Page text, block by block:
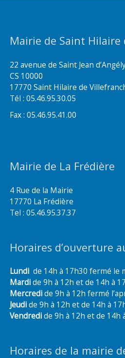
Mairie de Saint Hilaire
22 avenue de Saint Jean
CS 10000
17770 Saint Hilaire de
Tél : 05.46.95.30.05
Fax : 05.46.95.41.00
Mairie de La Frédière
4 Rue de la Mairie
17770 La Frédière
Tel : 05.46.95.37.37
Horaires d’ouverture
Lundi de 14h à 17h30 fermé le
Mardide 9h à 12h et de 14h à
Mercredide 9h à 12h fermé
Jeudide 9h à 12h et de 14h à
Vendredide 9h à 12h et de 14h
Horaires de la mairie